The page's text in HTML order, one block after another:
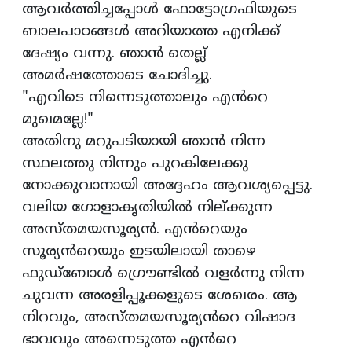
ആവർത്തിച്ചപ്പോൾ ഫോട്ടോഗ്രഫിയുടെ
ബാലപാഠങ്ങൾ അറിയാത്ത എനിക്ക്
ദേഷ്യം വന്നു. ഞാൻ തെല്ല്
അമർഷത്തോടെ ചോദിച്ചു.
"എവിടെ നിന്നെടുത്താലും എൻറെ
മുഖമല്ലേ!"
അതിനു മറുപടിയായി ഞാൻ നിന്ന
സ്ഥലത്തു നിന്നും പുറകിലേക്കു
നോക്കുവാനായി അദ്ദേഹം ആവശ്യപ്പെട്ടു.
വലിയ ഗോളാകൃതിയിൽ നില്ക്കുന്ന
അസ്തമയസൂര്യൻ. എൻറെയും
സൂര്യൻറെയും ഇടയിലായി താഴെ
ഫുഡ്ബോൾ ഗ്രൌണ്ടിൽ വളർന്നു നിന്ന
ചുവന്ന അരളിപ്പൂക്കളുടെ ശേഖരം. ആ
നിറവും, അസ്ത‌മയസൂര്യൻറെ വിഷാദ
ഭാവവും അന്നെടുത്ത എൻറെ